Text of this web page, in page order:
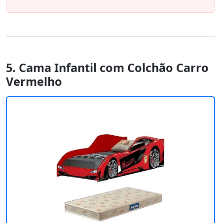
5. Cama Infantil com Colchão Carro
Vermelho